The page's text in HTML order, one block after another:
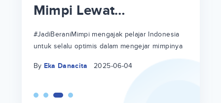
Mimpi Lewat
#JadiBeraniMimpi
#JadiBeraniMimpi mengajak pelajar Indonesia
untuk selalu optimis dalam mengejar mimpinya
By Eka Danacita 2025-06-04